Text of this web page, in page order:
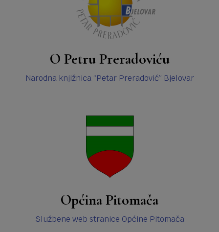
O Petru Preradoviću
Narodna knjižnica “Petar Preradović” Bjelovar
Općina Pitomača
Službene web stranice Općine Pitomača